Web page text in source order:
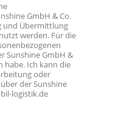
GmbH & Co.
und Übermittlung
werden. Für die
Sunshine GmbH &
habe. Ich kann die
oder
der Sunshine
logistik.de